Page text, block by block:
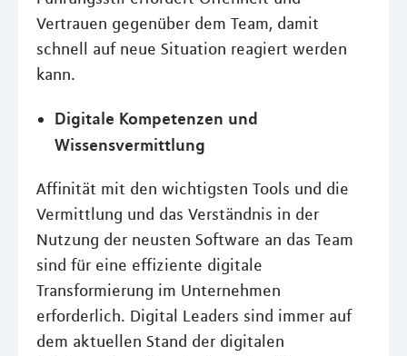
Vertrauen gegenüber dem Team, damit
schnell auf neue Situation reagiert werden
kann.
Digitale Kompetenzen und
Wissensvermittlung
Affinität mit den wichtigsten Tools und die
Vermittlung und das Verständnis in der
Nutzung der neusten Software an das Team
sind für eine effiziente digitale
Transformierung im Unternehmen
erforderlich. Digital Leaders sind immer auf
dem aktuellen Stand der digitalen